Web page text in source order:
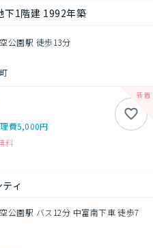
下1階建 1992年築
公園駅 徒歩13分
費5,000円
料
ィ
公園駅 バス12分 中富南下車 徒歩7